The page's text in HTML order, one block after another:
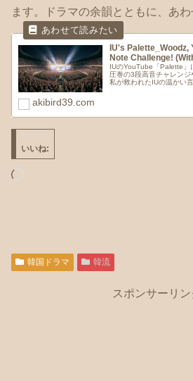
ます。ドラマの余韻とともに、あわ
IU's Palette_Woodz,
Note Challenge!
IUのYouTube「Palette」
圧巻の3段高音チャレン
私が救われたIUの温かい
akibird39.com
いいね:
読
中…
韓国ドラマ 韓流
スポンサーリン